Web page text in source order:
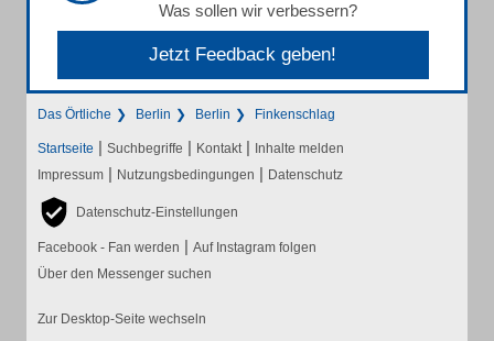
Was sollen wir verbessern?
Jetzt Feedback geben!
Das Örtliche Berlin Berlin Finkenschlag
Startseite | Suchbegriffe | Kontakt | Inhalte melden
Impressum | Nutzungsbedingungen | Datenschutz
Datenschutz-Einstellungen
Facebook - Fan werden | Auf Instagram folgen
Über den Messenger suchen
Zur Desktop-Seite wechseln